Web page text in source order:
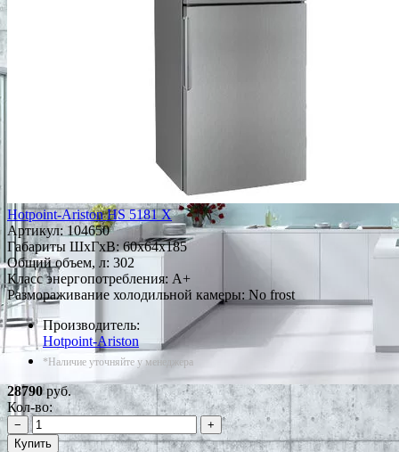
Hotpoint-Ariston HS 5181 X
Артикул: 104650
Габариты ШxГxВ: 60x64x185
Общий объем, л: 302
Класс энергопотребления: A+
Размораживание холодильной камеры: No frost
Производитель:
Hotpoint-Ariston
*Наличие уточняйте у менеджера
28790руб.
Кол-во:
−
+
Купить